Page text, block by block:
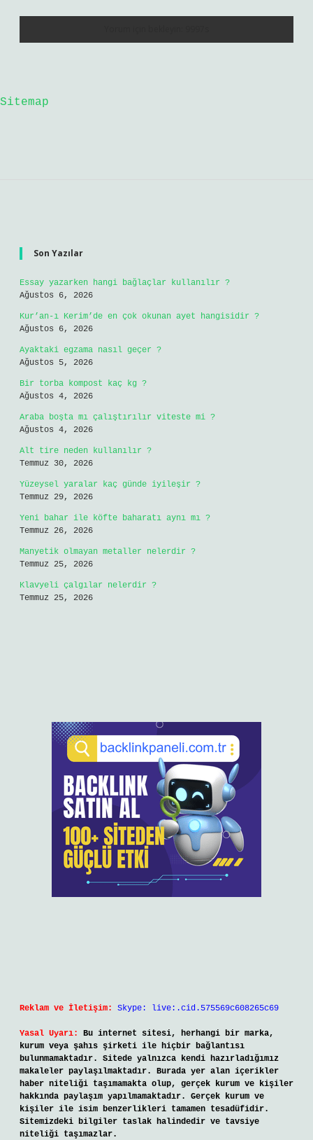
Sitemap
Son Yazılar
Essay yazarken hangi bağlaçlar kullanılır ?
Ağustos 6, 2026
Kur’an-ı Kerim’de en çok okunan ayet hangisidir ?
Ağustos 6, 2026
Ayaktaki egzama nasıl geçer ?
Ağustos 5, 2026
Bir torba kompost kaç kg ?
Ağustos 4, 2026
Araba boşta mı çalıştırılır viteste mi ?
Ağustos 4, 2026
Alt tire neden kullanılır ?
Temmuz 30, 2026
Yüzeysel yaralar kaç günde iyileşir ?
Temmuz 29, 2026
Yeni bahar ile köfte baharatı aynı mı ?
Temmuz 26, 2026
Manyetik olmayan metaller nelerdir ?
Temmuz 25, 2026
Klavyeli çalgılar nelerdir ?
Temmuz 25, 2026
Reklam ve İletişim: Skype: live:.cid.575569c608265c69
Yasal Uyarı:
Bu internet sitesi, herhangi bir marka,
kurum veya şahıs şirketi ile hiçbir bağlantısı
bulunmamaktadır. Sitede yalnızca kendi hazırladığımız
makaleler paylaşılmaktadır. Burada yer alan içerikler
haber niteliği taşımamakta olup, gerçek kurum ve kişiler
hakkında paylaşım yapılmamaktadır. Gerçek kurum ve
kişiler ile isim benzerlikleri tamamen tesadüfidir.
Sitemizdeki bilgiler taslak halindedir ve tavsiye
niteliği taşımazlar.